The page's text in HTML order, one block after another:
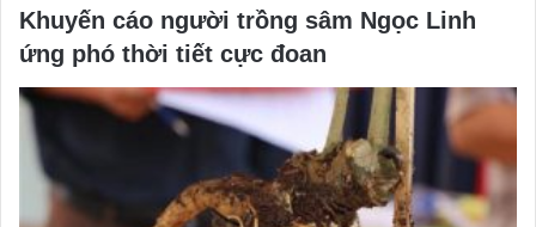
Khuyến cáo người trồng sâm Ngọc Linh
ứng phó thời tiết cực đoan